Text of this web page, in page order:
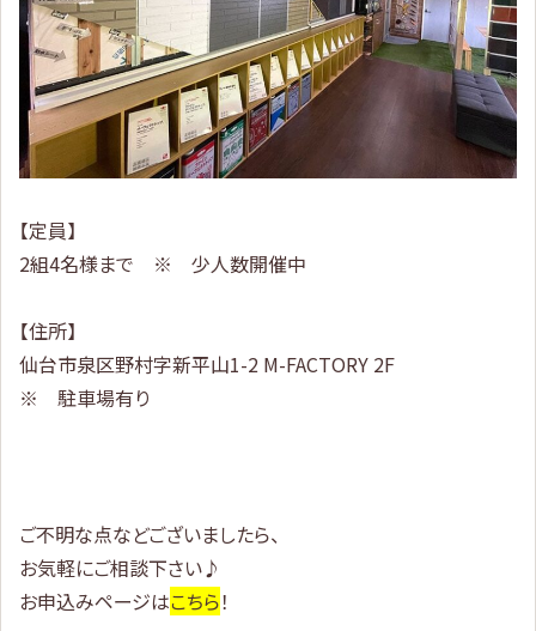
【定員】
2組4名様まで ※ 少人数開催中
【住所】
仙台市泉区野村字新平山1-2 M-FACTORY 2F
※ 駐車場有り
ご不明な点などございましたら、
お気軽にご相談下さい♪
お申込みページはこちら！